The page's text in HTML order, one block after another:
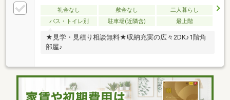
礼金なし 敷金なし
二人暮らし
バス・トイレ別
駐車場(近隣含) 最上階
★見学・見積り相談無料★収納充実の広々2DK♪1階角
部屋♪